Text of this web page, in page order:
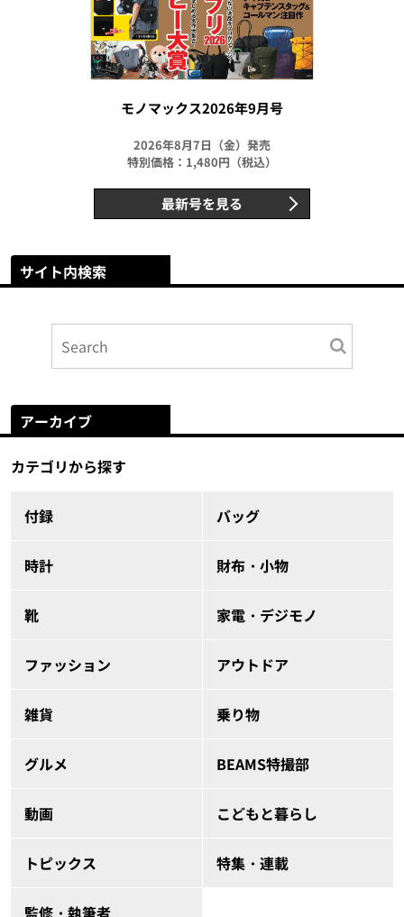
モノマックス2026年9月号
2026年8月7日（金）発売
特別価格：1,480円（税込）
最新号を見る
サイト内検索
アーカイブ
カテゴリから探す
付録 バッグ
時計 財布・小物
靴 家電・デジモノ
ファッション アウトドア
雑貨 乗り物
グルメ BEAMS特撮部
動画 こどもと暮らし
トピックス 特集・連載
監修・執筆者